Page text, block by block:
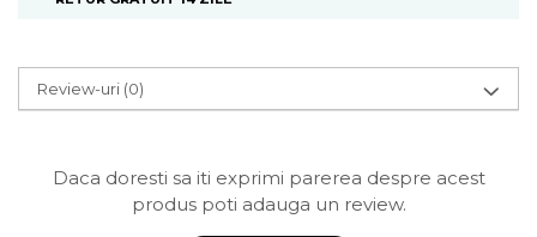
Review-uri (0)
Daca doresti sa iti exprimi parerea despre acest
produs poti adauga un review.